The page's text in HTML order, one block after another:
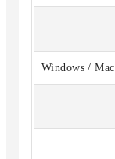
Windows / Mac